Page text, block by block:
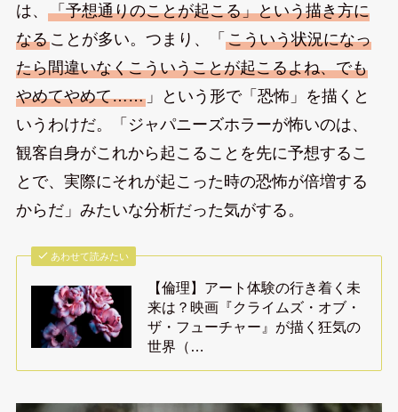
は、 「予想通りのことが起こる」という描き方に
なることが多い。つまり、「 こういう状況になっ
たら間違いなくこういうことが起こるよね、でも
やめてやめて……」という形で「恐怖」を描くと
いうわけだ。「ジャパニーズホラーが怖いのは、
観客自身がこれから起こることを先に予想するこ
とで、実際にそれが起こった時の恐怖が倍増する
からだ」みたいな分析だった気がする。
あわせて読みたい
【倫理】アート体験の行き着く未
来は？映画『クライムズ・オブ・
ザ・フューチャー』が描く狂気の
世界（…